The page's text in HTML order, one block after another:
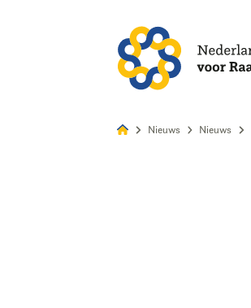
Nieuws Nieuws